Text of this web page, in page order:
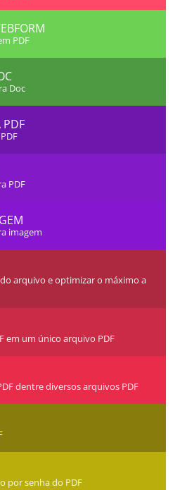
PDF
Doc
PDF
PDF
imagem
arquivo e optimizar o máximo a
em um único arquivo PDF
dentre diversos arquivos PDF
por senha do PDF